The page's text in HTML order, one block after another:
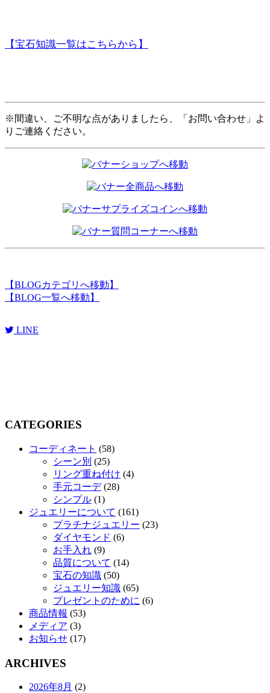
【宝石知識一覧はこちらから】
※間違い、ご不明な点がありましたら、「お問い合わせ」よ
りご連絡ください。
【BLOGカテゴリへ移動 】
【BLOG一覧へ移動 】
LINE
CATEGORIES
コーディネート (58)
シーン別 (25)
リング重ね付け (4)
手元コーデ(28)
シンプル (1)
ジュエリーについて (161)
プラチナジュエリー (23)
ダイヤモンド (6)
お手入れ (9)
品質について (14)
宝石の知識 (50)
ジュエリー知識 (65)
プレゼントのために (6)
商品情報 (53)
メディア (3)
お知らせ (17)
ARCHIVES
2026年8月 (2)